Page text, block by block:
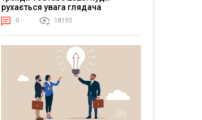
рухається увага глядача
0 18193